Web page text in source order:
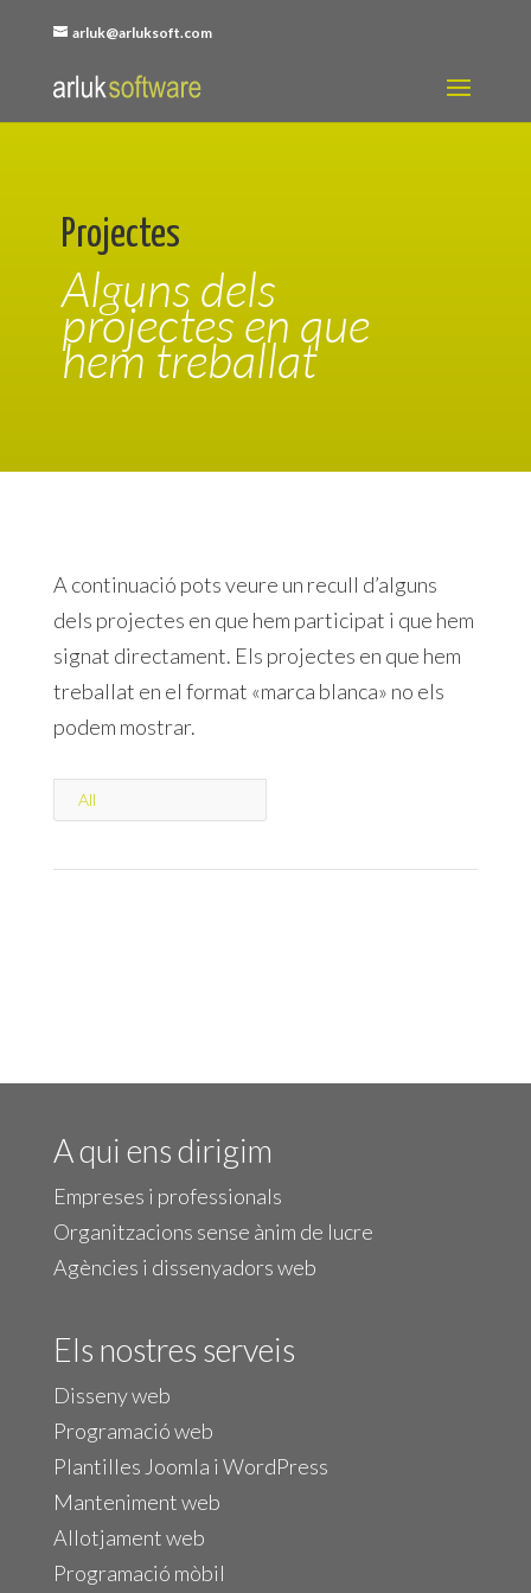
arluk@arluksoft.com
Projectes
Alguns dels
projectes en que
hem treballat
A continuació pots veure un recull d’alguns
dels projectes en que hem participat i que hem
signat directament. Els projectes en que hem
treballat en el format «marca blanca» no els
podem mostrar.
All
A qui ens dirigim
Empreses i professionals
Organitzacions sense ànim de lucre
Agències i dissenyadors web
Els nostres serveis
Disseny web
Programació web
Plantilles Joomla i WordPress
Manteniment web
Allotjament web
Programació mòbil